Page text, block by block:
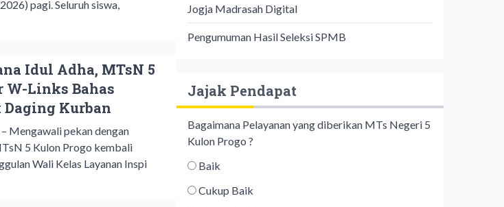
pagi. Seluruh siswa,
Idul Adha, MTsN 5
W-Links Bahas
Daging Kurban
Mengawali pekan dengan
5 Kulon Progo kembali
Wali Kelas Layanan Inspi
Jogja Madrasah Digital
Pengumuman Hasil Seleksi SPMB
Jajak Pendapat
Bagaimana Pelayanan yang diberikan MTs Negeri 5
Kulon Progo ?
Baik
Cukup Baik